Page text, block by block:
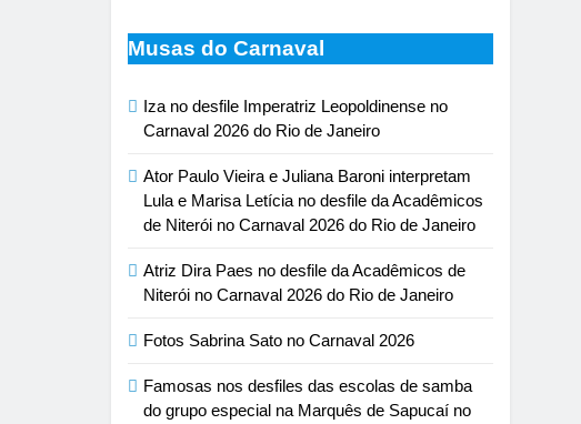
Musas do Carnaval
Iza no desfile Imperatriz Leopoldinense no
Carnaval 2026 do Rio de Janeiro
Ator Paulo Vieira e Juliana Baroni interpretam
Lula e Marisa Letícia no desfile da Acadêmicos
de Niterói no Carnaval 2026 do Rio de Janeiro
Atriz Dira Paes no desfile da Acadêmicos de
Niterói no Carnaval 2026 do Rio de Janeiro
Fotos Sabrina Sato no Carnaval 2026
Famosas nos desfiles das escolas de samba
do grupo especial na Marquês de Sapucaí no